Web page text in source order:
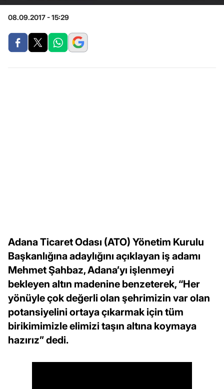
08.09.2017 - 15:29
Adana Ticaret Odası (ATO) Yönetim Kurulu
Başkanlığına adaylığını açıklayan iş adamı
Mehmet Şahbaz, Adana’yı işlenmeyi
bekleyen altın madenine benzeterek, “Her
yönüyle çok değerli olan şehrimizin var olan
potansiyelini ortaya çıkarmak için tüm
birikimimizle elimizi taşın altına koymaya
hazırız” dedi.